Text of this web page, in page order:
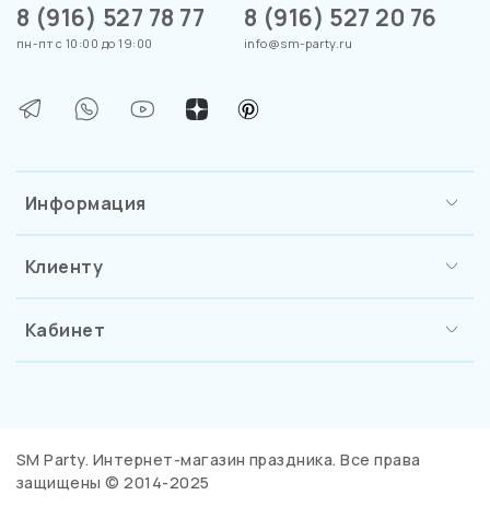
Информация
Клиенту
Кабинет
8 (916) 527 78 77
пн-пт с 10:00 до 19:00
8 (916) 527 20 76
info@sm-party.ru
SM Party. Интернет-магазин праздника. Все права
защищены © 2014-2025